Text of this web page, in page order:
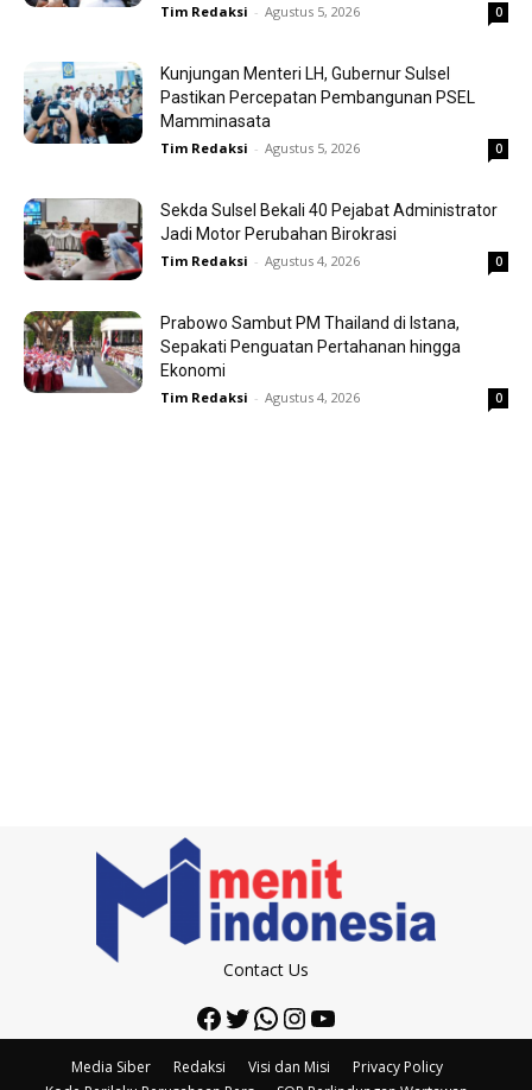
Tim Redaksi - Agustus 5, 2026 0
Kunjungan Menteri LH, Gubernur Sulsel
Pastikan Percepatan Pembangunan PSEL
Mamminasata
Tim Redaksi - Agustus 5, 2026 0
Sekda Sulsel Bekali 40 Pejabat Administrator
Jadi Motor Perubahan Birokrasi
Tim Redaksi - Agustus 4, 2026 0
Prabowo Sambut PM Thailand di Istana,
Sepakati Penguatan Pertahanan hingga
Ekonomi
Tim Redaksi - Agustus 4, 2026 0
Contact Us
Facebook
Twitter
WhatsApp
Instagram
YouTube
Media Siber Redaksi Visi dan Misi
Privacy Policy